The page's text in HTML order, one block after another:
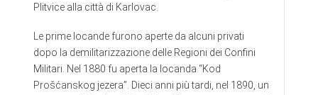
Plitvice alla città di Karlovac.
Le prime locande furono aperte da alcuni privati
dopo la demilitarizzazione delle Regioni dei Confini
Militari. Nel 1880 fu aperta la locanda “Kod
Prošćanskog jezera”. Dieci anni più tardi, nel 1890, un